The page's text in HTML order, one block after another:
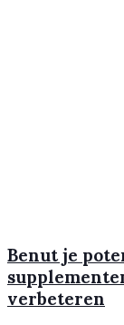
Benut je
verbeteren